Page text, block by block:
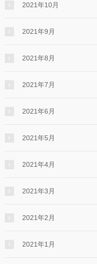
2021年10月
2021年9月
2021年8月
2021年7月
2021年6月
2021年5月
2021年4月
2021年3月
2021年2月
2021年1月